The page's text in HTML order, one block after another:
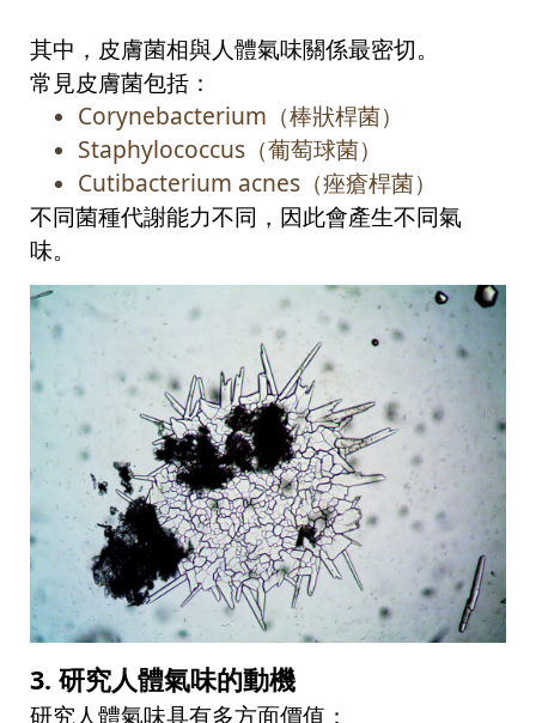
其中，皮膚菌相與人體氣味關係最密切。
常見皮膚菌包括：
Corynebacterium （棒狀桿菌）
Staphylococcus （葡萄球菌）
Cutibacterium acnes （痤瘡桿菌）
不同菌種代謝能力不同，因此會產生不同氣
味。
3. 研究人體氣味的動機
研究人體氣味具有多方面價值：